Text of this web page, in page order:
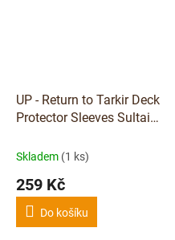
UP - Return to Tarkir Deck
Protector Sleeves Sultai
Gathering
Skladem (1 ks)
259 Kč
Do košíku